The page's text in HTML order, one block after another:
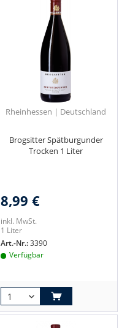
Rheinhessen | Deutschland
Brogsitter Spätburgunder
Trocken 1 Liter
8,99 €
inkl. MwSt.
1 Liter
Art.-Nr.:3390
Verfügbar